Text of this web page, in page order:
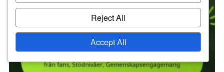
Reject All
Accept All